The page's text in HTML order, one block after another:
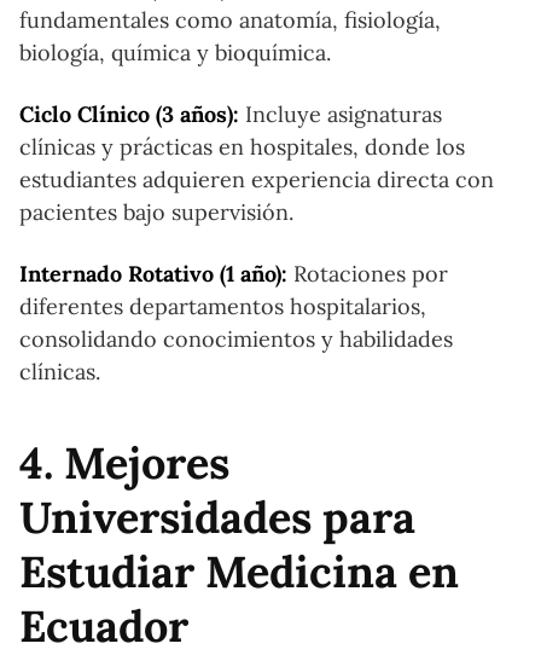
fundamentales como anatomía, fisiología,
biología, química y bioquímica.
Ciclo Clínico (3 años): Incluye asignaturas
clínicas y prácticas en hospitales, donde los
estudiantes adquieren experiencia directa con
pacientes bajo supervisión.
Internado Rotativo (1 año): Rotaciones por
diferentes departamentos hospitalarios,
consolidando conocimientos y habilidades
clínicas.
4. Mejores
Universidades para
Estudiar Medicina en
Ecuador